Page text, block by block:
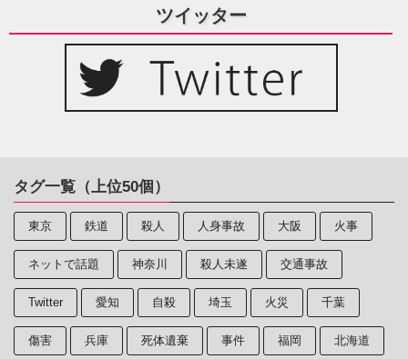
ツイッター
タグ一覧（上位50個）
東京 鉄道 殺人 人身事故 大阪 火事
ネットで話題 神奈川 殺人未遂 交通事故
Twitter 愛知 自殺 埼玉 火災 千葉
傷害 兵庫 死体遺棄 事件 福岡 北海道